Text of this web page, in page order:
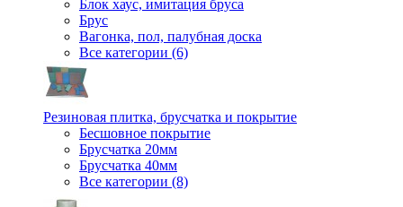
Блок хаус, имитация бруса
Брус
Вагонка, пол, палубная доска
Все категории (6)
Резиновая плитка, брусчатка и покрытие
Бесшовное покрытие
Брусчатка 20мм
Брусчатка 40мм
Все категории (8)